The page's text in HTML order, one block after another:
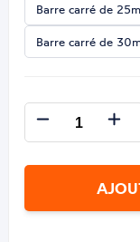
Barre carré de
Barre carré de